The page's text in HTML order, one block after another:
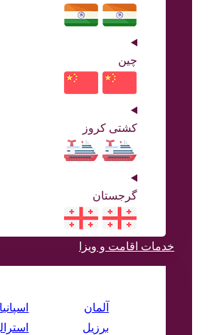
چین
کشتی کروز
گرجستان
خدمات اقامت و ویزا
اسپانیا
آلمان
برزیل